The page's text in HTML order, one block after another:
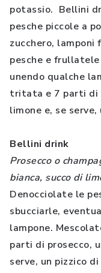
potassio. Bellini
pesche piccole a
zucchero,
pesche e
unendo qualche
tritata e 7 parti di
limone e, se
Bellini drink
Prosecco o
bianca, succo di
Denocciolate le
sbucciarle,
lampone.
parti di prosecco,
serve, un pizzico